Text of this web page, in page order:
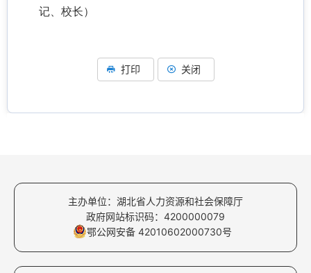
记、校长）
打印 关闭
主办单位：湖北省人力资源和社会保障厅
政府网站标识码：4200000079
鄂公网安备 42010602000730号